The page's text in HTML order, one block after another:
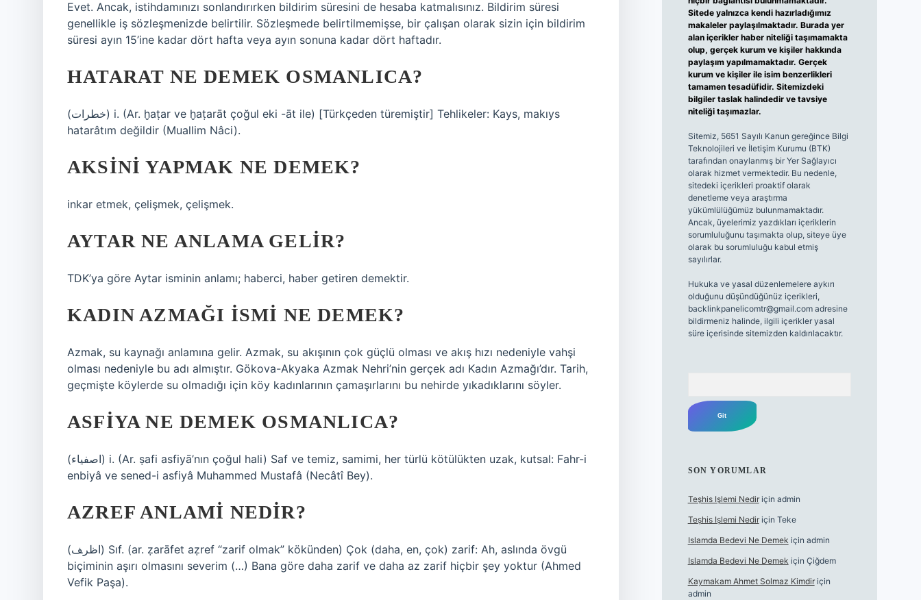
Evet. Ancak, istihdamınızı sonlandırırken bildirim süresini de hesaba katmalısınız. Bildirim süresi
genellikle iş sözleşmenizde belirtilir. Sözleşmede belirtilmemişse, bir çalışan olarak sizin için bildirim
süresi ayın 15’ine kadar dört hafta veya ayın sonuna kadar dört haftadır.
HATARAT NE DEMEK OSMANLICA?
(ﺧﻄﺮﺍﺕ) i. (Ar. ḫaṭar ve ḫaṭarāt çoğul eki -āt ile) [Türkçeden türemiştir] Tehlikeler: Kays, makıys
hatarâtım değildir (Muallim Nâci).
AKSINI YAPMAK NE DEMEK?
inkar etmek, çelişmek, çelişmek.
AYTAR NE ANLAMA GELIR?
TDK’ya göre Aytar isminin anlamı; haberci, haber getiren demektir.
KADIN AZMAĞI ISMI NE DEMEK?
Azmak, su kaynağı anlamına gelir. Azmak, su akışının çok güçlü olması ve akış hızı nedeniyle vahşi
olması nedeniyle bu adı almıştır. Gökova-Akyaka Azmak Nehri’nin gerçek adı Kadın Azmağı’dır. Tarih,
geçmişte köylerde su olmadığı için köy kadınlarının çamaşırlarını bu nehirde yıkadıklarını söyler.
ASFIYA NE DEMEK OSMANLICA?
(ﺍﺻﻔﻴﺎﺀ) i. (Ar. ṣafі asfiyā’nın çoğul hali) Saf ve temiz, samimi, her türlü kötülükten uzak, kutsal: Fahr-i
enbiyâ ve sened-i asfiyâ Muhammed Mustafâ (Necâtî Bey).
AZREF ANLAMI NEDIR?
(ﺍﻇﺮﻒ) Sıf. (ar. ẓarāfet aẓref “zarif olmak” kökünden) Çok (daha, en, çok) zarif: Ah, aslında övgü
biçiminin aşırı olmasını severim (…) Bana göre daha zarif ve daha az zarif hiçbir şey yoktur (Ahmed
Vefik Paşa).
Sitede yalnızca kendi hazırladığımız
makaleler paylaşılmaktadır. Burada yer
alan içerikler haber niteliği taşımamakta
olup, gerçek kurum ve kişiler hakkında
paylaşım yapılmamaktadır. Gerçek
kurum ve kişiler ile isim benzerlikleri
tamamen tesadüfidir. Sitemizdeki
bilgiler taslak halindedir ve tavsiye
niteliği taşımazlar.
Sitemiz, 5651 Sayılı Kanun gereğince Bilgi
Teknolojileri ve İletişim Kurumu (BTK)
tarafından onaylanmış bir Yer Sağlayıcı
olarak hizmet vermektedir. Bu nedenle,
sitedeki içerikleri proaktif olarak
denetleme veya araştırma
yükümlülüğümüz bulunmamaktadır.
Ancak, üyelerimiz yazdıkları içeriklerin
sorumluluğunu taşımakta olup, siteye üye
olarak bu sorumluluğu kabul etmiş
sayılırlar.
Hukuka ve yasal düzenlemelere aykırı
olduğunu düşündüğünüz içerikleri,
backlinkpanelicomtr@gmail.comadresine
bildirmeniz halinde, ilgili içerikler yasal
süre içerisinde sitemizden kaldırılacaktır.
SON YORUMLAR
Teşhis Işlemi Nediriçin admin
Teşhis Işlemi Nediriçin Teke
Islamda Bedevi Ne Demek için admin
Islamda Bedevi Ne Demek için Çiğdem
Kaymakam Ahmet Solmaz Kimdiriçin
admin